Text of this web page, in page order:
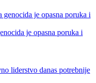
je opasna poruka i